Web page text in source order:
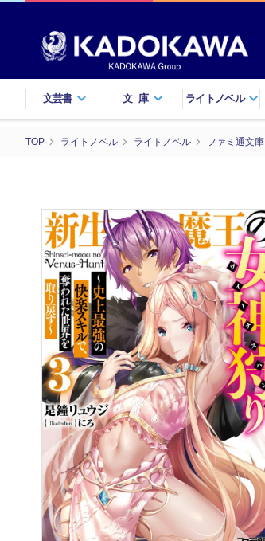
文芸書 文庫 ライトノベル
TOP ライトノベル ライトノベル ファミ通文庫